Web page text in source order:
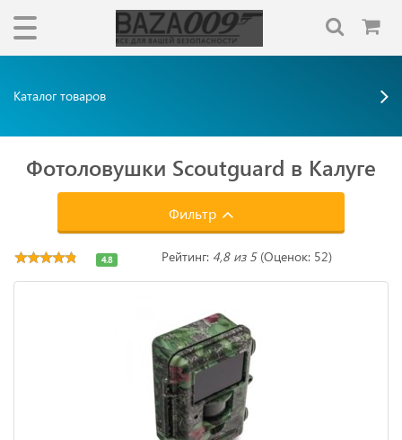
Каталог товаров
Фотоловушки Scoutguard в Калуге
Фильтр
4.8 Рейтинг: 4,8 из 5(Оценок: 52)